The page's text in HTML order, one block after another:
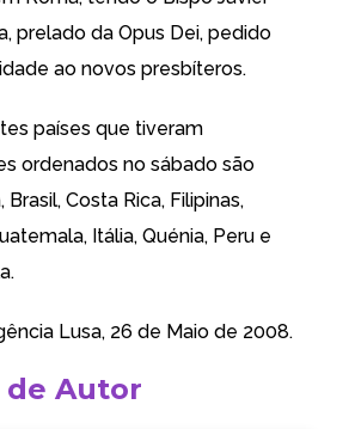
prelado da Opus Dei, pedido
ao novos presbíteros.
países que tiveram
ordenados no sábado são
Brasil, Costa Rica, Filipinas,
Itália, Quénia, Peru e
Lusa, 26 de Maio de 2008.
Autor